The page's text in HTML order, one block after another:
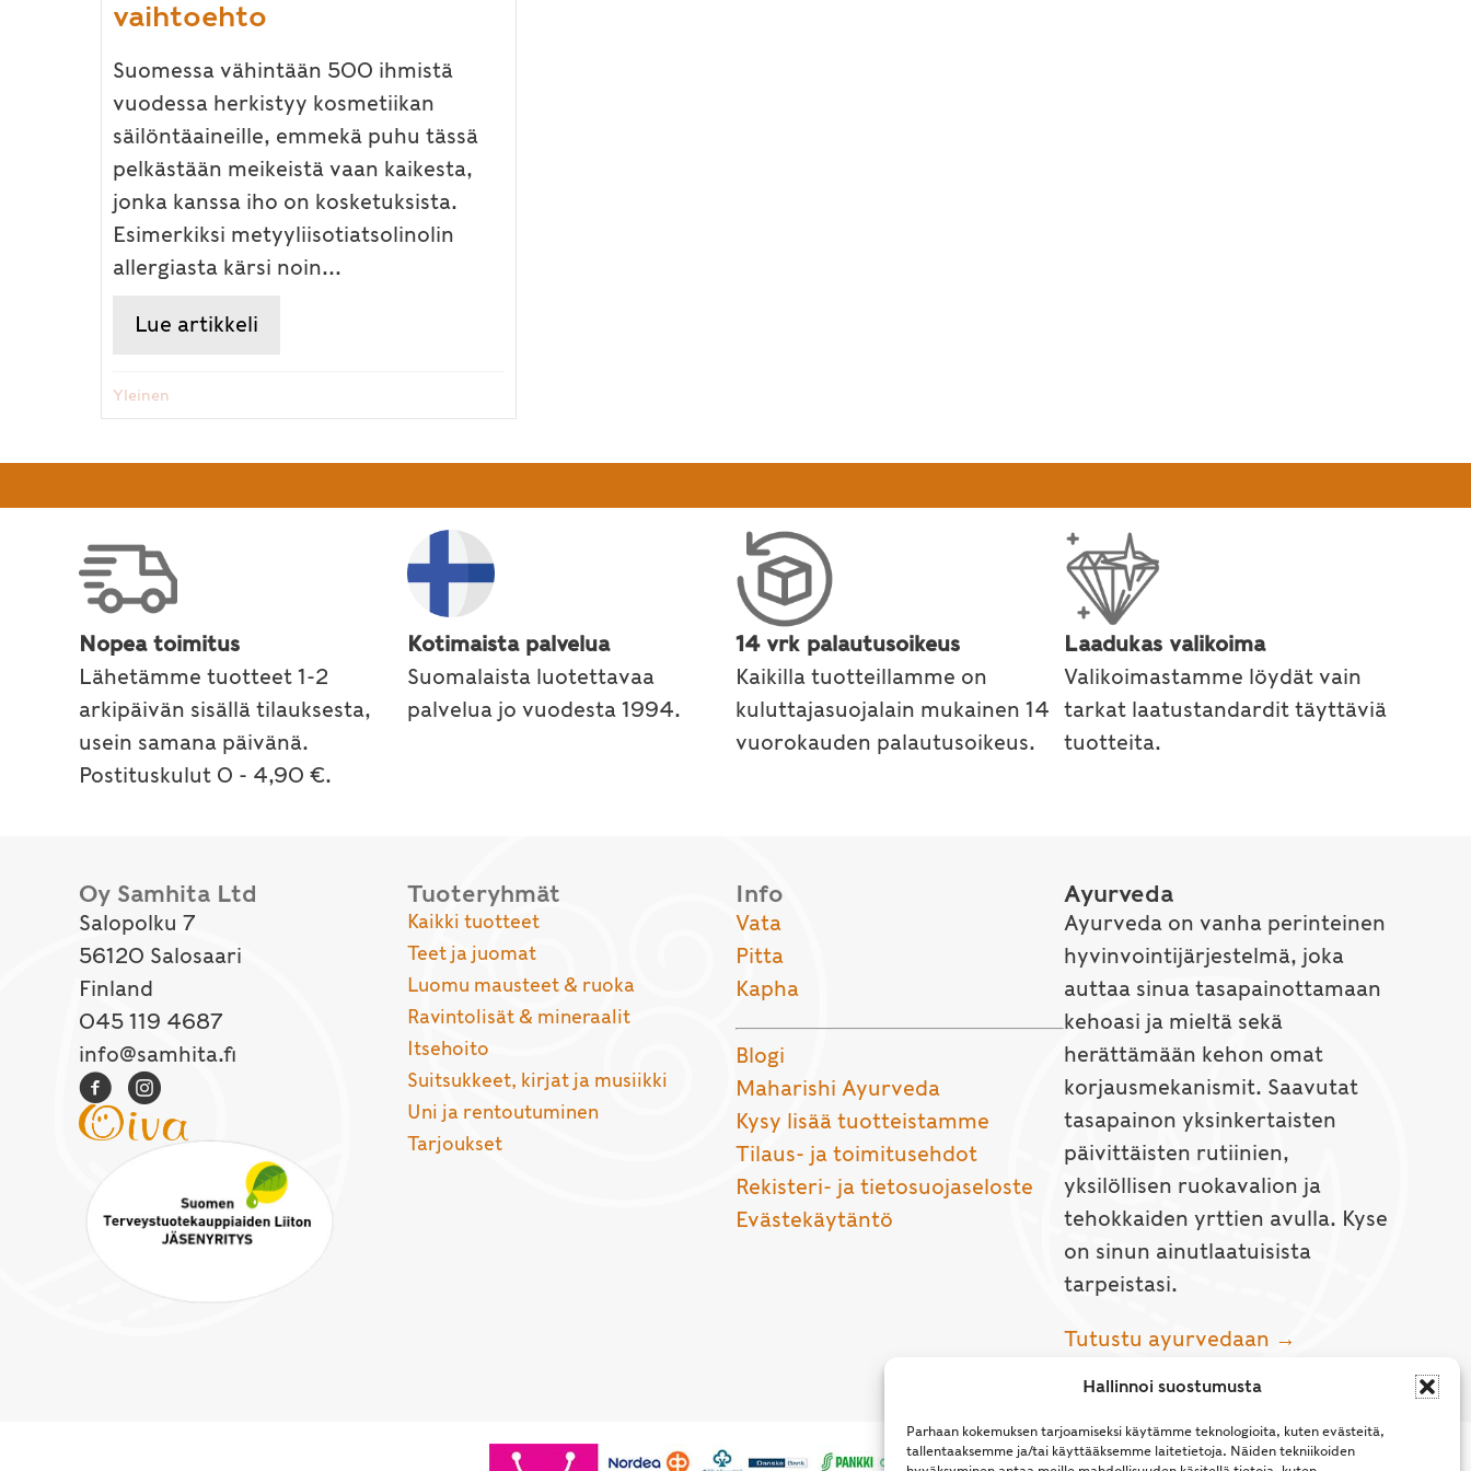
Hallinnoi suostumusta
Parhaan kokemuksen tarjoamiseksi käytämme teknologioita, kuten evästeitä,
tallentaaksemme ja/tai käyttääksemme laitetietoja. Näiden tekniikoiden
vaihtoehto
Suomessa vähintään 500 ihmistä
vuodessa herkistyy kosmetiikan
säilöntäaineille, emmekä puhu tässä
pelkästään meikeistä vaan kaikesta,
jonka kanssa iho on kosketuksista.
Esimerkiksi metyyliisotiatsolinolin
allergiasta kärsi noin...
Lue artikkeli
Yleinen
Nopea toimitus
Lähetämme tuotteet 1-2
arkipäivän sisällä tilauksesta,
usein samana päivänä.
Postituskulut 0 - 4,90 €.
Kotimaista palvelua
Suomalaista luotettavaa
palvelua jo vuodesta 1994.
14 vrk palautusoikeus
Kaikilla tuotteillamme on
kuluttajasuojalain mukainen 14
vuorokauden palautusoikeus.
Laadukas valikoima
Valikoimastamme löydät vain
tarkat laatustandardit täyttäviä
tuotteita.
Oy Samhita Ltd
Salopolku 7
56120 Salosaari
Finland
045 119 4687
info@samhita.fi
Tuoteryhmät
Kaikki tuotteet
Teet ja juomat
Luomu mausteet & ruoka
Ravintolisät & mineraalit
Itsehoito
Suitsukkeet, kirjat ja musiikki
Uni ja rentoutuminen
Tarjoukset
Info
Vata
Pitta
Kapha
Blogi
Maharishi Ayurveda
Kysy lisää tuotteistamme
Tilaus- ja toimitusehdot
Rekisteri- ja tietosuojaseloste
Evästekäytäntö
Ayurveda
Ayurveda on vanha perinteinen
hyvinvointijärjestelmä, joka
auttaa sinua tasapainottamaan
kehoasi ja mieltä sekä
herättämään kehon omat
korjausmekanismit. Saavutat
tasapainon yksinkertaisten
päivittäisten rutiinien,
yksilöllisen ruokavalion ja
tehokkaiden yrttien avulla. Kyse
on sinun ainutlaatuisista
tarpeistasi.
Tutustu ayurvedaan →